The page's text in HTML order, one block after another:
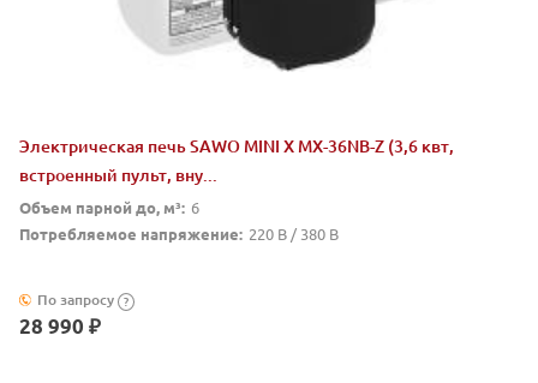
Электрическая печь SAWO MINI X MX-36NB-Z (3,6 квт,
встроенный пульт, вну...
Объем парной до, м³: 6
Потребляемое напряжение: 220 В / 380 В
По запросу ?
28 990 ₽